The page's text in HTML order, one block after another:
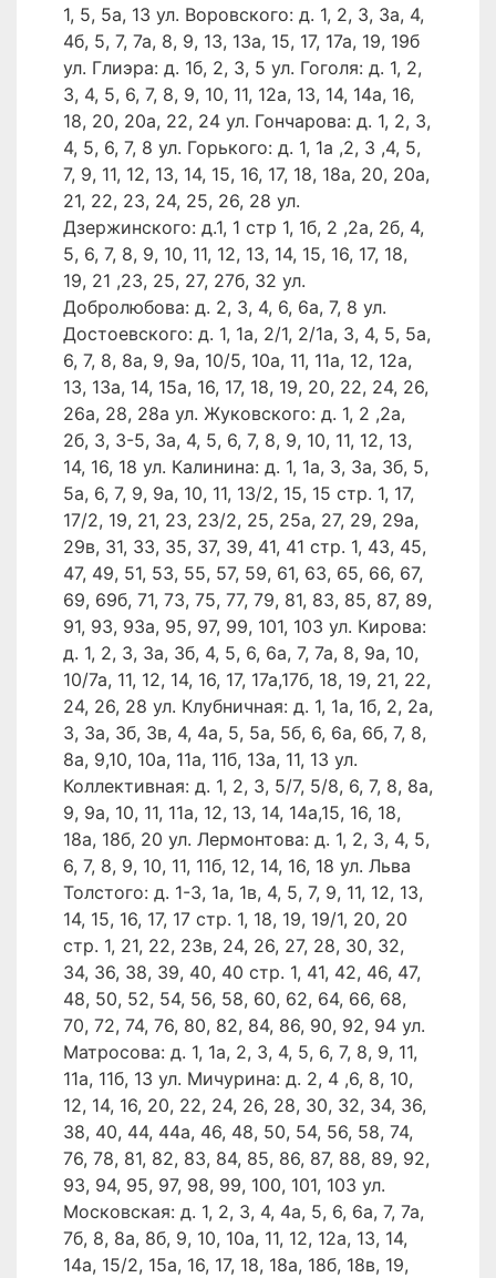
1, 5, 5а, 13 ул. Воровского: д. 1, 2, 3, 3а, 4,
4б, 5, 7, 7а, 8, 9, 13, 13а, 15, 17, 17а, 19, 19б
ул. Глиэра: д. 1б, 2, 3, 5 ул. Гоголя: д. 1, 2,
3, 4, 5, 6, 7, 8, 9, 10, 11, 12а, 13, 14, 14а, 16,
18, 20, 20а, 22, 24 ул. Гончарова: д. 1, 2, 3,
4, 5, 6, 7, 8 ул. Горького: д. 1, 1а ,2, 3 ,4, 5,
7, 9, 11, 12, 13, 14, 15, 16, 17, 18, 18а, 20, 20а,
21, 22, 23, 24, 25, 26, 28 ул.
Дзержинского: д.1, 1 стр 1, 1б, 2 ,2а, 2б, 4,
5, 6, 7, 8, 9, 10, 11, 12, 13, 14, 15, 16, 17, 18,
19, 21 ,23, 25, 27, 27б, 32 ул.
Добролюбова: д. 2, 3, 4, 6, 6а, 7, 8 ул.
Достоевского: д. 1, 1а, 2/1, 2/1а, 3, 4, 5, 5а,
6, 7, 8, 8а, 9, 9а, 10/5, 10а, 11, 11а, 12, 12а,
13, 13а, 14, 15а, 16, 17, 18, 19, 20, 22, 24, 26,
26а, 28, 28а ул. Жуковского: д. 1, 2 ,2а,
2б, 3, 3-5, 3а, 4, 5, 6, 7, 8, 9, 10, 11, 12, 13,
14, 16, 18 ул. Калинина: д. 1, 1а, 3, 3а, 3б, 5,
5а, 6, 7, 9, 9а, 10, 11, 13/2, 15, 15 стр. 1, 17,
17/2, 19, 21, 23, 23/2, 25, 25а, 27, 29, 29а,
29в, 31, 33, 35, 37, 39, 41, 41 стр. 1, 43, 45,
47, 49, 51, 53, 55, 57, 59, 61, 63, 65, 66, 67,
69, 69б, 71, 73, 75, 77, 79, 81, 83, 85, 87, 89,
91, 93, 93а, 95, 97, 99, 101, 103 ул. Кирова:
д. 1, 2, 3, 3а, 3б, 4, 5, 6, 6а, 7, 7а, 8, 9а, 10,
10/7а, 11, 12, 14, 16, 17, 17а,17б, 18, 19, 21, 22,
24, 26, 28 ул. Клубничная: д. 1, 1а, 1б, 2, 2а,
3, 3а, 3б, 3в, 4, 4а, 5, 5а, 5б, 6, 6а, 6б, 7, 8,
8а, 9,10, 10а, 11а, 11б, 13а, 11, 13 ул.
Коллективная: д. 1, 2, 3, 5/7, 5/8, 6, 7, 8, 8а,
9, 9а, 10, 11, 11а, 12, 13, 14, 14а,15, 16, 18,
18а, 18б, 20 ул. Лермонтова: д. 1, 2, 3, 4, 5,
6, 7, 8, 9, 10, 11, 11б, 12, 14, 16, 18 ул. Льва
Толстого: д. 1-3, 1а, 1в, 4, 5, 7, 9, 11, 12, 13,
14, 15, 16, 17, 17 стр. 1, 18, 19, 19/1, 20, 20
стр. 1, 21, 22, 23в, 24, 26, 27, 28, 30, 32,
34, 36, 38, 39, 40, 40 стр. 1, 41, 42, 46, 47,
48, 50, 52, 54, 56, 58, 60, 62, 64, 66, 68,
70, 72, 74, 76, 80, 82, 84, 86, 90, 92, 94 ул.
Матросова: д. 1, 1а, 2, 3, 4, 5, 6, 7, 8, 9, 11,
11а, 11б, 13 ул. Мичурина: д. 2, 4 ,6, 8, 10,
12, 14, 16, 20, 22, 24, 26, 28, 30, 32, 34, 36,
38, 40, 44, 44а, 46, 48, 50, 54, 56, 58, 74,
76, 78, 81, 82, 83, 84, 85, 86, 87, 88, 89, 92,
93, 94, 95, 97, 98, 99, 100, 101, 103 ул.
Московская: д. 1, 2, 3, 4, 4а, 5, 6, 6а, 7, 7а,
7б, 8, 8а, 8б, 9, 10, 10а, 11, 12, 12а, 13, 14,
14а, 15/2, 15а, 16, 17, 18, 18а, 18б, 18в, 19,